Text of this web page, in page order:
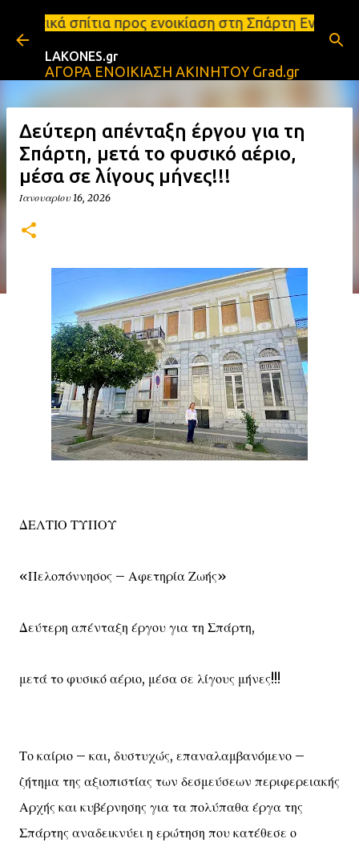
Μετάβαση στο κύριο περιεχόμενο
προς ενοικίαση στη Σπάρτη Ενοικιάσεις
LAKONES.gr
ΑΓΟΡΑ ΕΝΟΙΚΙΑΣΗ ΑΚΙΝΗΤΟΥ Grad.gr
Δεύτερη απένταξη έργου για τη
Σπάρτη, μετά το φυσικό αέριο,
μέσα σε λίγους μήνες!!!
Ιανουαρίου 16, 2026
ΔΕΛΤΙΟ ΤΥΠΟΥ
«Πελοπόννησος – Αφετηρία Ζωής»
Δεύτερη απένταξη έργου για τη Σπάρτη,
μετά το φυσικό αέριο, μέσα σε λίγους μήνες!!!
Το καίριο – και, δυστυχώς, επαναλαμβανόμενο –
ζήτημα της αξιοπιστίας των δεσμεύσεων περιφερειακής
Αρχής και κυβέρνησης για τα πολύπαθα έργα της
Σπάρτης αναδεικνύει η ερώτηση που κατέθεσε ο